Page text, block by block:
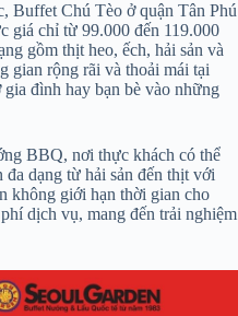
Buffet Chú Tèo ở quận Tân Phú
giá chỉ từ 99.000 đến 119.000
gồm thịt heo, ếch, hải sản và
gian rộng rãi và thoải mái tại
đình hay bạn bè vào những
BBQ, nơi thực khách có thể
dạng từ hải sản đến thịt với
không giới hạn thời gian cho
dịch vụ, mang đến trải nghiệm